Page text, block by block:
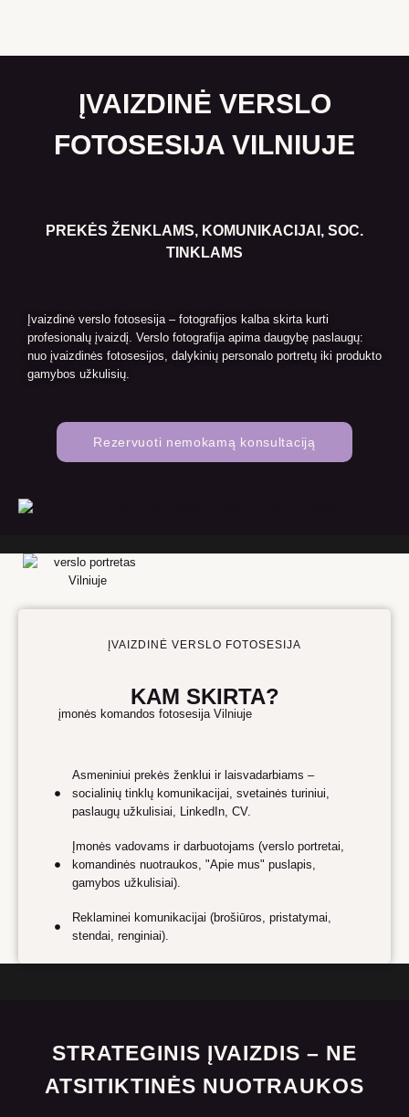
ĮVAIZDINĖ VERSLO
FOTOSESIJA VILNIUJE
PREKĖS ŽENKLAMS, KOMUNIKACIJAI, SOC.
TINKLAMS
Įvaizdinė verslo fotosesija – fotografijos kalba skirta kurti
profesionalų įvaizdį. Verslo fotografija apima daugybę paslaugų:
nuo įvaizdinės fotosesijos, dalykinių personalo portretų iki produkto
gamybos užkulisių.
Rezervuoti nemokamą konsultaciją
ĮVAIZDINĖ VERSLO FOTOSESIJA
KAM SKIRTA?
Asmeniniui prekės ženklui ir laisvadarbiams –
socialinių tinklų komunikacijai, svetainės turiniui,
paslaugų užkulisiai, LinkedIn, CV.
Įmonės vadovams ir darbuotojams (verslo portretai,
komandinės nuotraukos, "Apie mus" puslapis,
gamybos užkulisiai).
Reklaminei komunikacijai (brošiūros, pristatymai,
stendai, renginiai).
STRATEGINIS ĮVAIZDIS – NE
ATSITIKTINĖS NUOTRAUKOS